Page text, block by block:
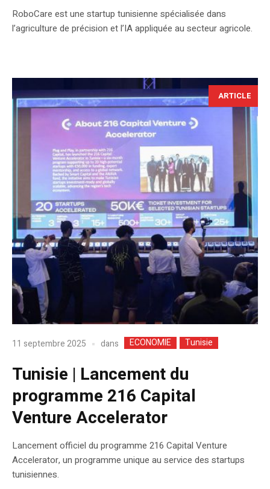
RoboCare est une startup tunisienne spécialisée dans
l’agriculture de précision et l’IA appliquée au secteur agricole.
ARTICLE
11 septembre 2025 dans ECONOMIE Tunisie
Tunisie | Lancement du
programme 216 Capital
Venture Accelerator
Lancement officiel du programme 216 Capital Venture
Accelerator, un programme unique au service des startups
tunisiennes.